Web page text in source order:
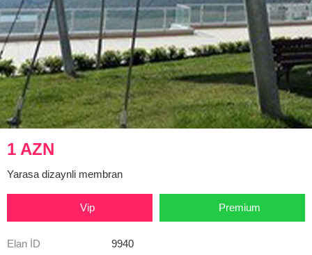
1 AZN
Yarasa dizaynli membran
Vip Premium
Elan İD 9940